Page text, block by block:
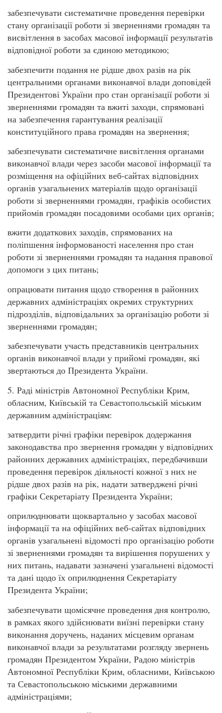
забезпечувати систематичне проведення перевірки
стану організації роботи зі зверненнями громадян та
висвітлення в засобах масової інформації результатів
відповідної роботи за єдиною методикою;
забезпечити подання не рідше двох разів на рік
центральними органами виконавчої влади доповідей
Президентові України про стан організації роботи зі
зверненнями громадян та вжиті заходи, спрямовані
на забезпечення гарантування реалізації
конституційного права громадян на звернення;
забезпечувати систематичне висвітлення органами
виконавчої влади через засоби масової інформації та
розміщення на офіційних веб-сайтах відповідних
органів узагальнених матеріалів щодо організації
роботи зі зверненнями громадян, графіків особистих
прийомів громадян посадовими особами цих органів;
вжити додаткових заходів, спрямованих на
поліпшення інформованості населення про стан
роботи зі зверненнями громадян та надання правової
допомоги з цих питань;
опрацювати питання щодо створення в районних
державних адміністраціях окремих структурних
підрозділів, відповідальних за організацію роботи зі
зверненнями громадян;
забезпечувати участь представників центральних
органів виконавчої влади у прийомі громадян, які
звертаються до Президента України.
5. Раді міністрів Автономної Республіки Крим,
обласним, Київській та Севастопольській міським
державним адміністраціям:
затвердити річні графіки перевірок додержання
законодавства про звернення громадян у відповідних
районних державних адміністраціях, передбачивши
проведення перевірок діяльності кожної з них не
рідше двох разів на рік, надати затверджені річні
графіки Секретаріату Президента України;
оприлюднювати щоквартально у засобах масової
інформації та на офіційних веб-сайтах відповідних
органів узагальнені відомості про організацію роботи
зі зверненнями громадян та вирішення порушених у
них питань, надавати зазначені узагальнені відомості
та дані щодо їх оприлюднення Секретаріату
Президента України;
забезпечувати щомісячне проведення дня контролю,
в рамках якого здійснювати виїзні перевірки стану
виконання доручень, наданих місцевим органам
виконавчої влади за результатами розгляду звернень
громадян Президентом України, Радою міністрів
Автономної Республіки Крим, обласними, Київською
та Севастопольською міськими державними
адміністраціями;